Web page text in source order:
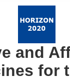
and
for